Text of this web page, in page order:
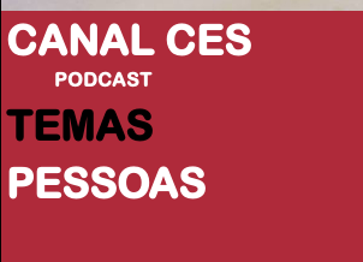
CANAL CES
PODCAST
TEMAS
PESSOAS